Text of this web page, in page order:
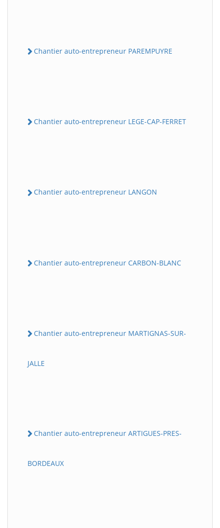
Chantier auto-entrepreneur PAREMPUYRE
Chantier auto-entrepreneur LEGE-CAP-FERRET
Chantier auto-entrepreneur LANGON
Chantier auto-entrepreneur CARBON-BLANC
Chantier auto-entrepreneur MARTIGNAS-SUR-
JALLE
Chantier auto-entrepreneur ARTIGUES-PRES-
BORDEAUX